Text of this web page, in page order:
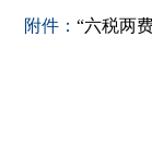
附件： “六税两